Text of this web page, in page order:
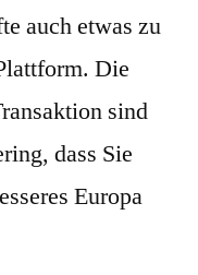
auch etwas zu
Die
sind
dass Sie
Europa